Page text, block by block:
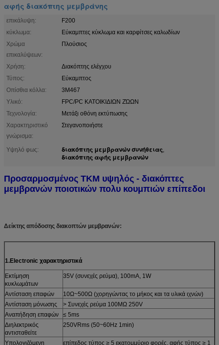
αφής διακόπτης μεμβράνης
επικάλυψη:
F200
κύκλωμα:
Εύκαμπτες κύκλωμα και καρφίτσες καλωδίων
Χρώμα
επικαλύψεων:
Πλούσιος
Χρήση:
Διακόπτης ελέγχου
Τύπος:
Εύκαμπτος
Οπίσθια κόλλα:
3M467
Υλικό:
FPC/PC ΚΑΤΟΙΚΙΔΙΩΝ ΖΏΩΝ
Τεχνολογία:
Μετάξι οθόνη εκτύπωσης
Χαρακτηριστικό
γνώρισμα:
Στεγανοποιήστε
Υψηλό φως: διακόπτης μεμβρανών συνήθειας,
διακόπτης αφής μεμβρανών
Προσαρμοσμένος TKM υψηλός - διακόπτες
μεμβρανών ποιοτικών πολυ κουμπιών επίπεδοι
Δείκτης απόδοσης διακοπτών μεμβρανών:
1.Electronic χαρακτηριστικά
Εκτίμηση
κυκλωμάτων
35V (συνεχές ρεύμα), 100mA, 1W
Αντίσταση επαφών
10Ω~500Ω (χορηγώντας το μήκος και τα υλικά ιχνών)
Αντίσταση μόνωσης
> Συνεχές ρεύμα 100MΩ 250V
Αναπήδηση επαφών
≤ 5ms
Διηλεκτρικός
αντισταθείτε
250VRms (50~60Hz 1min)
Υπολογιζόμενη
επίπεδος τύπος ≥ 5 εκατομμύριο φορές, αφής τύπος ≥ 1